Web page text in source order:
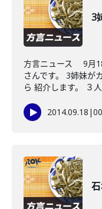
3
方言ニュース 9月
さんです。 3姉妹が
ら 紹介します。 ３
2014.09.18 |